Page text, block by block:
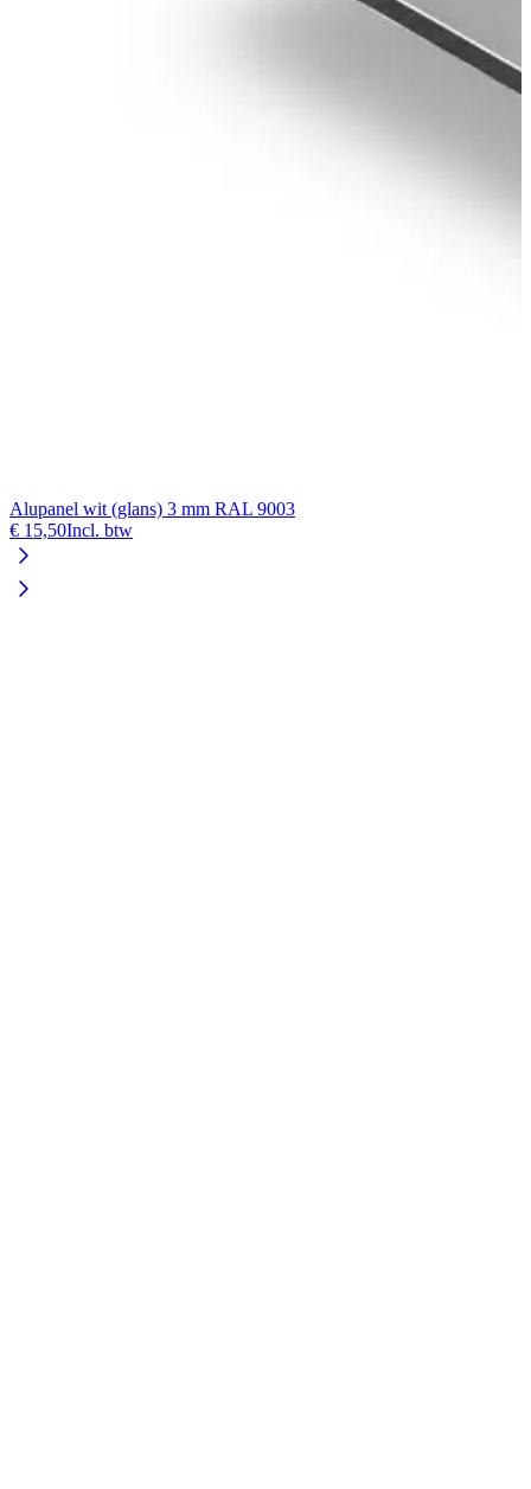
Alupanel wit (glans) 3 mm RAL 9003
€ 15,50Incl. btw